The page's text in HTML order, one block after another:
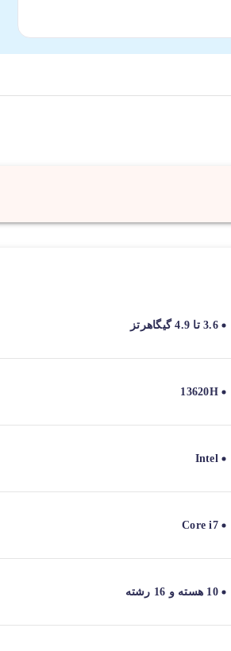
3.6 تا 4.9 گیگاهرتز
13620H
Intel
Core i7
10 هسته و 16 رشته